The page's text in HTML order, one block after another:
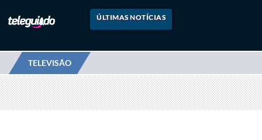
ÚLTIMAS NOTÍCIAS
TELEVISÃO